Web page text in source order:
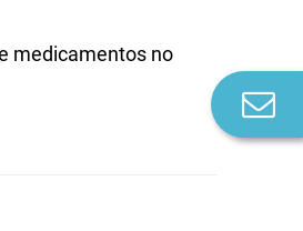
medicamentos no